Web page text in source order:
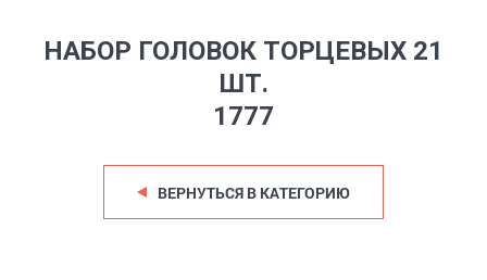
НАБОР ГОЛОВОК ТОРЦЕВЫХ 21
ШТ.
1777
ВЕРНУТЬСЯ В КАТЕГОРИЮ